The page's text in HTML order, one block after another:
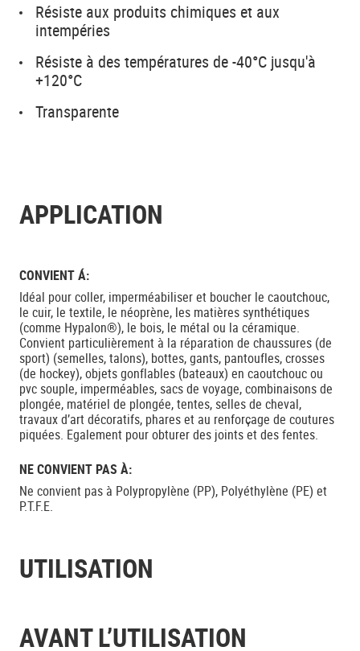
Résiste aux produits chimiques et aux
intempéries
Résiste à des températures de -40°C jusqu'à
+120°C
Transparente
APPLICATION
CONVIENT Á:
Idéal pour coller, imperméabiliser et boucher le caoutchouc,
le cuir, le textile, le néoprène, les matières synthétiques
(comme Hypalon®), le bois, le métal ou la céramique.
Convient particulièrement à la réparation de chaussures (de
sport) (semelles, talons), bottes, gants, pantoufles, crosses
(de hockey), objets gonflables (bateaux) en caoutchouc ou
pvc souple, imperméables, sacs de voyage, combinaisons de
plongée, matériel de plongée, tentes, selles de cheval,
travaux d’art décoratifs, phares et au renforçage de coutures
piquées. Egalement pour obturer des joints et des fentes.
NE CONVIENT PAS À:
Ne convient pas à Polypropylène (PP), Polyéthylène (PE) et
P.T.F.E.
UTILISATION
AVANT L’UTILISATION